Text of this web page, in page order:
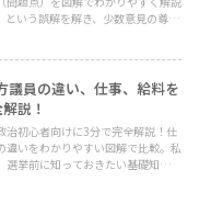
という誤解を解き、少数意見の尊重
議員の違い、仕事、給料を
説！
治初心者向けに3分で完全解説！仕
違いをわかりやすい図解で比較。私
挙前に知っておきたい基礎知識を